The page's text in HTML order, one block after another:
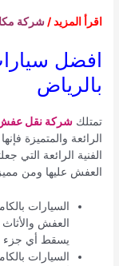
اقرأ المزيد /شركة
افضل
بالرياض
تمتلكشركة نقل عفش
الرائعة والمتميزة
الفنية الرائعة التي
العفش عليها ومن
السيارات
العفش والأثاث
يسقط أي جزء
السيارات